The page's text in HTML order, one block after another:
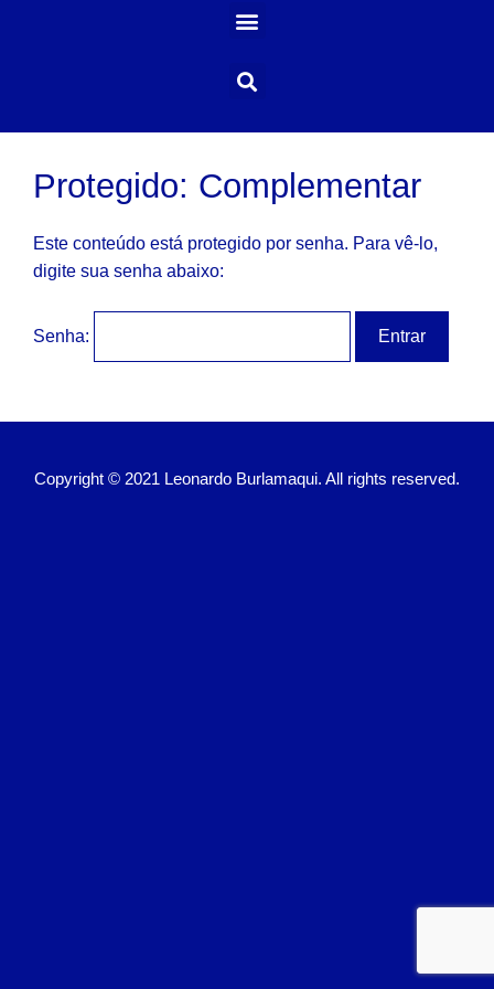
Protegido: Complementar
Este conteúdo está protegido por senha. Para vê-lo,
digite sua senha abaixo:
Senha:
Copyright © 2021 Leonardo Burlamaqui. All rights reserved.